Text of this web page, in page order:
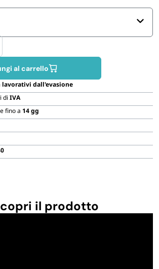
SETTORE HO.RE.CA
al carrello
lavorativi dall'evasione
di IVA
fino a 14 gg
il prodotto